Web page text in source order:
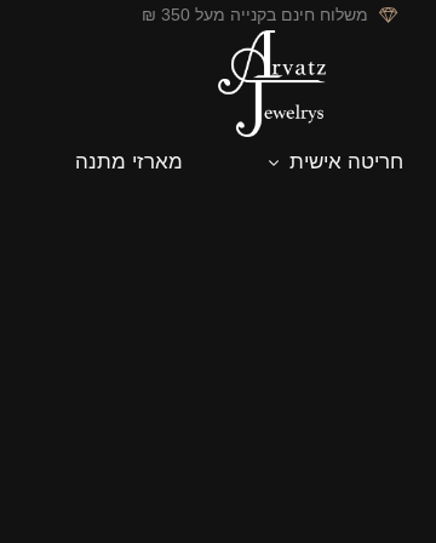
משלוח חינם בקנייה מעל 350 ₪
חריטה אישית מארזי מתנה